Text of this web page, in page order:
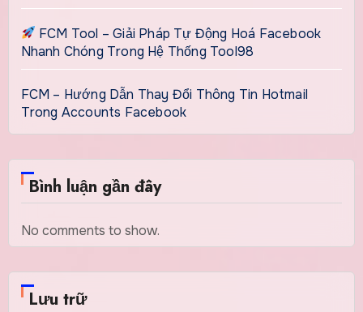
FCM Tool – Giải Pháp Tự Động Hoá Facebook
Nhanh Chóng Trong Hệ Thống Tool98
FCM – Hướng Dẫn Thay Đổi Thông Tin Hotmail
Trong Accounts Facebook
Bình luận gần đây
No comments to show.
Lưu trữ